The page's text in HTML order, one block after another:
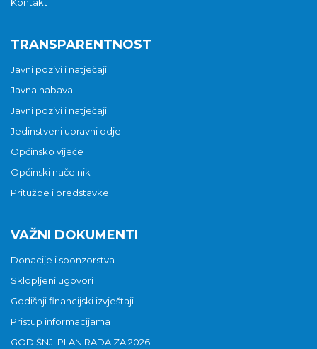
TRANSPARENTNOST
Javni pozivi i natječaji
Javna nabava
Javni pozivi i natječaji
Jedinstveni upravni odjel
Općinsko vijeće
Općinski načelnik
Pritužbe i predstavke
VAŽNI DOKUMENTI
Donacije i sponzorstva
Sklopljeni ugovori
Godišnji financijski izvještaji
Pristup informacijama
GODIŠNJI PLAN RADA ZA 2026